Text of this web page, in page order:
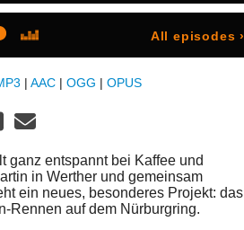
All episodes ›
| AAC | OGG | OPUS
ganz entspannt bei Kaffee und
in Werther und gemeinsam
ein neues, besonderes Projekt: das
Rennen auf dem Nürburgring.